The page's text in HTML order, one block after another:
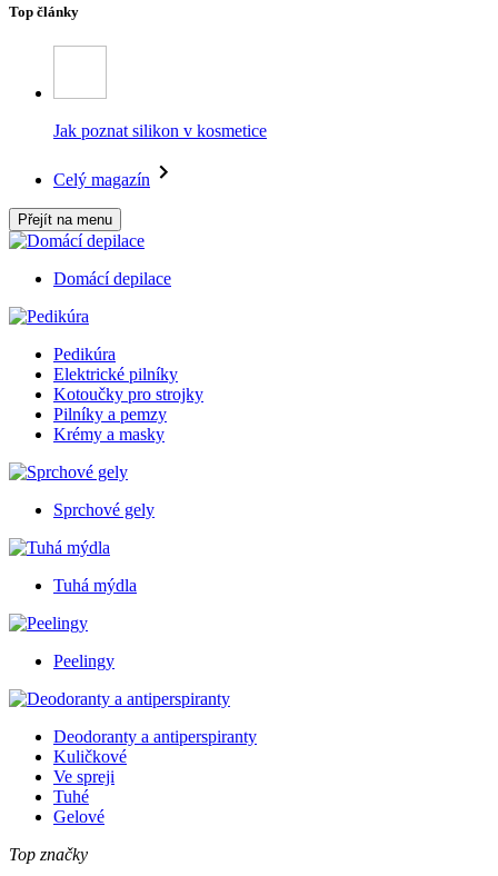
Top články
Jak poznat silikon v kosmetice
Celý magazín
Přejít na menu
Domácí depilace
Pedikúra
Elektrické pilníky
Kotoučky pro strojky
Pilníky a pemzy
Krémy a masky
Sprchové gely
Tuhá mýdla
Peelingy
Deodoranty a antiperspiranty
Kuličkové
Ve spreji
Tuhé
Gelové
Top značky